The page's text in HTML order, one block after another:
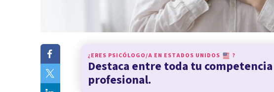
¿ERES PSICÓLOGO/A EN ESTADOS UNIDOS ?
Destaca entre toda tu competencia
profesional.